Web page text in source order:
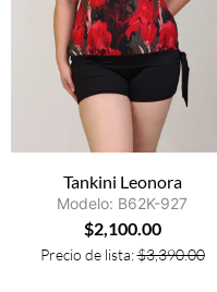
Tankini Leonora
Modelo: B62K-927
$2,100.00
Precio de lista:$3,390.00